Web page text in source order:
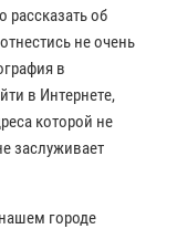
рассказать об
не очень
в
в Интернете,
которой не
заслуживает
городе